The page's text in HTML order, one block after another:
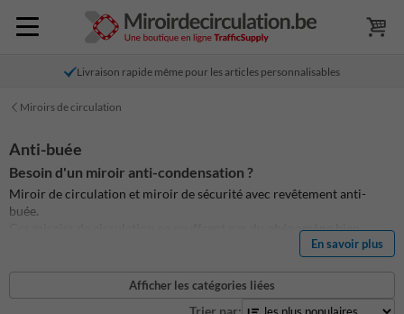
Livraison rapide même pour les articles personnalisables
Miroirs de circulation
Anti-buée
Besoin d'un miroir anti-condensation ?
Miroir de circulation et miroir de sécurité avec revêtement anti-
buée.
Ces miroirs de circulation ne souffrent pas du phénomène bien
connu des miroirs embués qui obstruent la vue et détruisent la
En savoir plus
Afficher les catégories liées